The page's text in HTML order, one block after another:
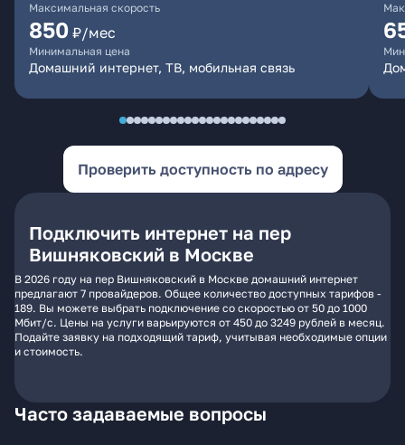
Максимальная скорость
850 ₽/мес
Минимальная цена
Домашний интернет, ТВ, мобильная связь
Проверить доступность по адресу
Подключить интернет на пер
Вишняковский в Москве
В 2026 году на пер Вишняковский в Москве домашний интернет
предлагают 7 провайдеров. Общее количество доступных тарифов -
189. Вы можете выбрать подключение со скоростью от 50 до 1000
Мбит/с. Цены на услуги варьируются от 450 до 3249 рублей в месяц.
Подайте заявку на подходящий тариф, учитывая необходимые опции
и стоимость.
Часто задаваемые вопросы